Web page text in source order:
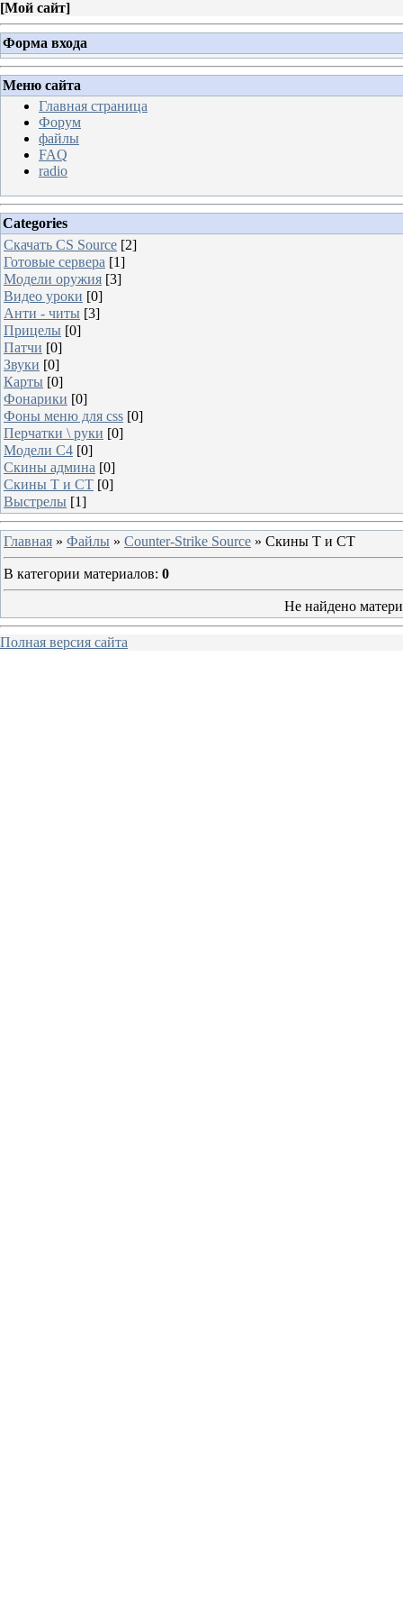
[Мой сайт]
Форма входа
Меню сайта
Главная страница
Форум
файлы
FAQ
radio
Categories
Скачать CS Source [2]
Готовые сервера [1]
Модели оружия [3]
Видео уроки [0]
Анти - читы [3]
Прицелы [0]
Патчи [0]
Звуки [0]
Карты [0]
Фонарики [0]
Фоны меню для css [0]
Перчатки \ руки [0]
Модели C4 [0]
Скины админа [0]
Скины T и CT [0]
Выстрелы [1]
Главная » Файлы » Counter-Strike Source » Скины T и CT
В категории материалов: 0
Не найдено
Полная версия сайта